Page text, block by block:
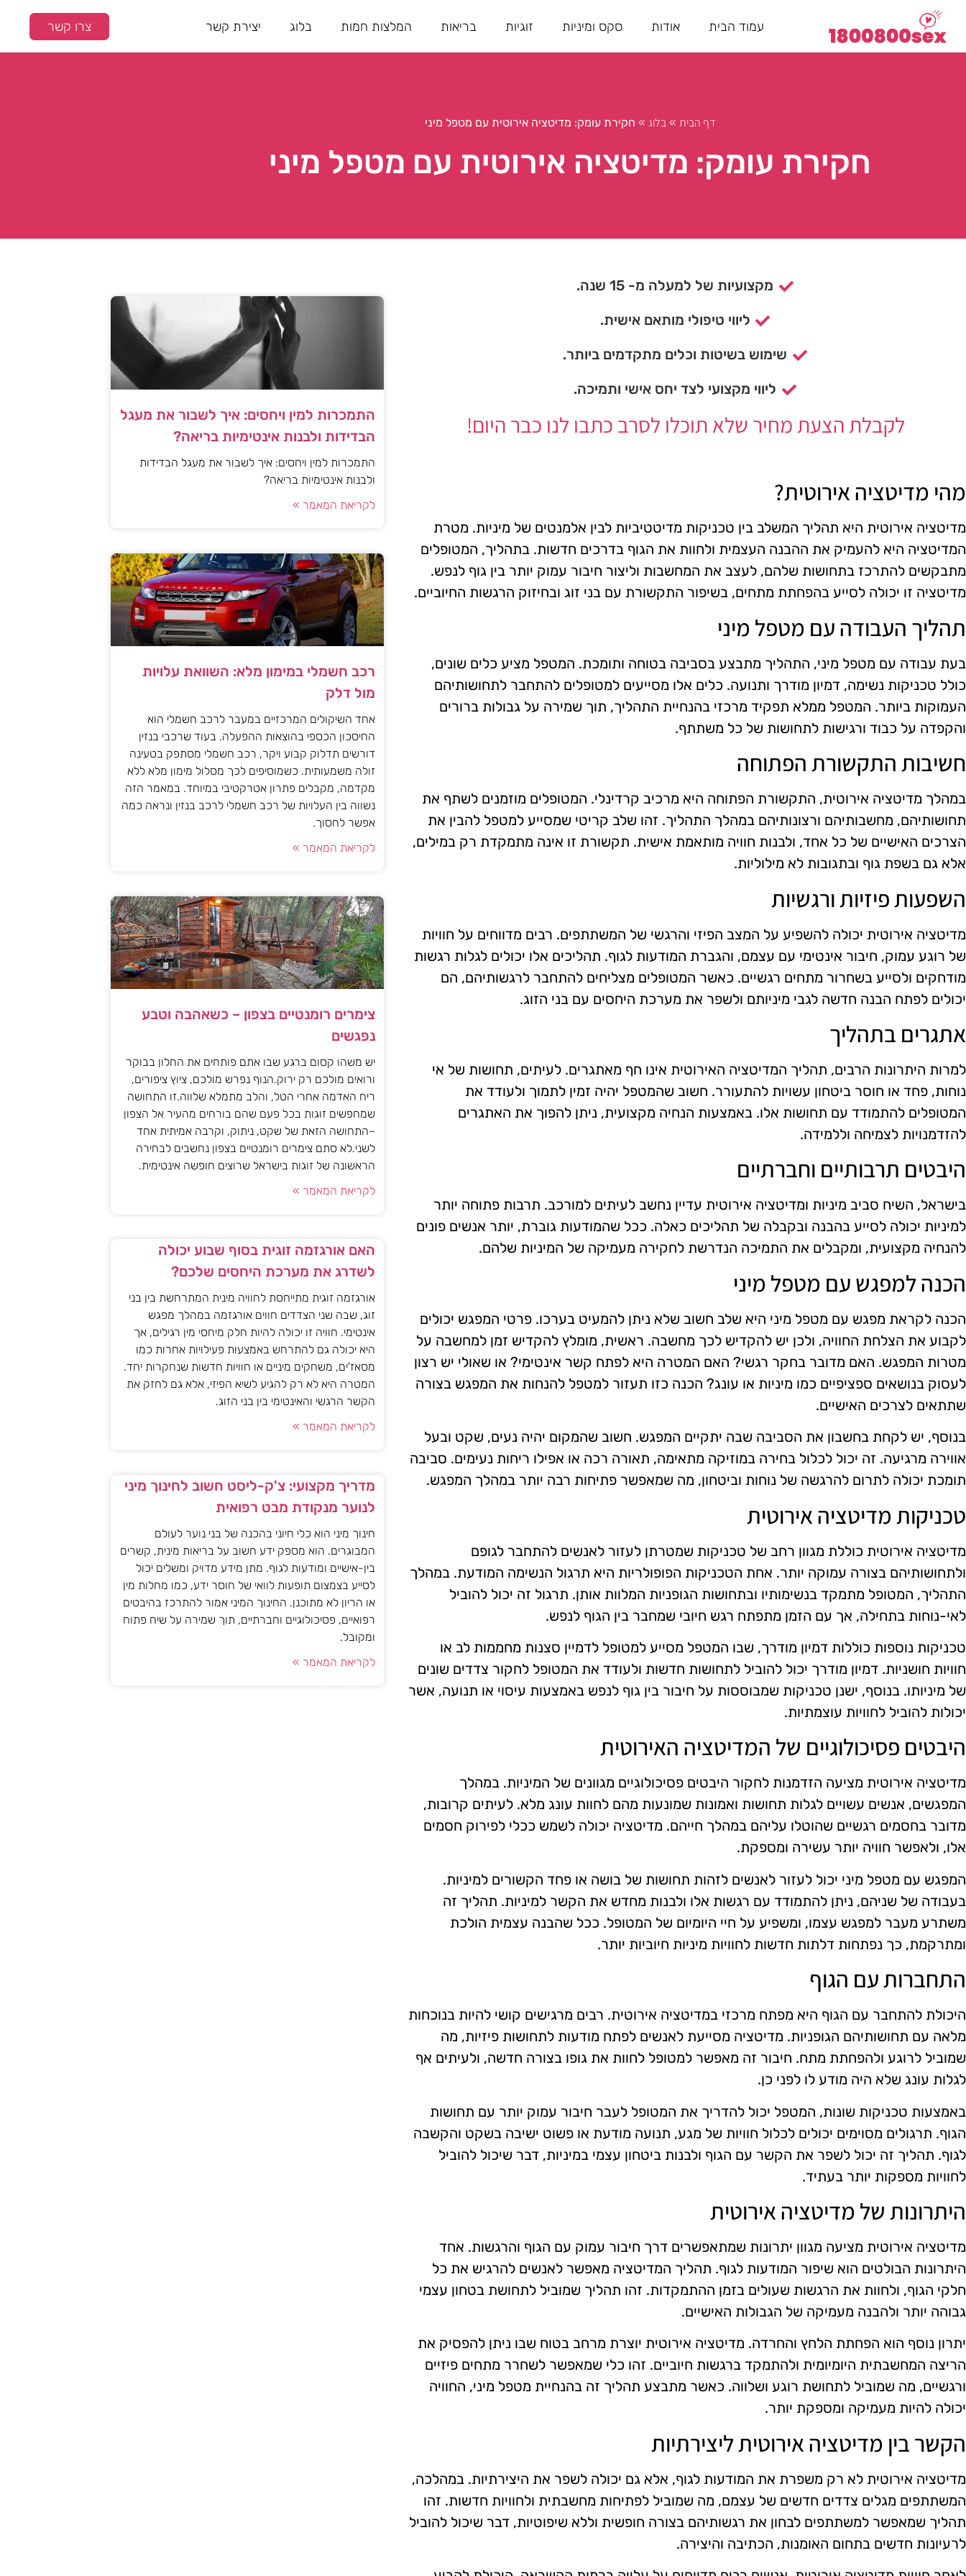
עמוד הבית אודות סקס ומיניות זוגיות בריאות המלצות חמות בלוג יצירת קשר צרו קשר
דף הבית »בלוג » חקירת עומק: מדיטציה אירוטית עם מטפל מיני
חקירת עומק: מדיטציה אירוטית עם מטפל מיני
מקצועיות של למעלה מ- 15 שנה.
ליווי טיפולי מותאם אישית.
שימוש בשיטות וכלים מתקדמים ביותר.
ליווי מקצועי לצד יחס אישי ותמיכה.
לקבלת הצעת מחיר שלא תוכלו לסרב כתבו לנו כבר היום!
מהי מדיטציה אירוטית?
מדיטציה אירוטית היא תהליך המשלב בין טכניקות מדיטטיביות לבין אלמנטים של מיניות. מטרת
המדיטציה היא להעמיק את ההבנה העצמית ולחוות את הגוף בדרכים חדשות. בתהליך, המטופלים
מתבקשים להתרכז בתחושות שלהם, לעצב את המחשבות וליצור חיבור עמוק יותר בין גוף לנפש.
מדיטציה זו יכולה לסייע בהפחתת מתחים, בשיפור התקשורת עם בני זוג ובחיזוק הרגשות החיוביים.
תהליך העבודה עם מטפל מיני
בעת עבודה עם מטפל מיני, התהליך מתבצע בסביבה בטוחה ותומכת. המטפל מציע כלים שונים,
כולל טכניקות נשימה, דמיון מודרך ותנועה. כלים אלו מסייעים למטופלים להתחבר לתחושותיהם
העמוקות ביותר. המטפל ממלא תפקיד מרכזי בהנחיית התהליך, תוך שמירה על גבולות ברורים
והקפדה על כבוד ורגישות לתחושות של כל משתתף.
חשיבות התקשורת הפתוחה
במהלך מדיטציה אירוטית, התקשורת הפתוחה היא מרכיב קרדינלי. המטופלים מוזמנים לשתף את
תחושותיהם, מחשבותיהם ורצונותיהם במהלך התהליך. זהו שלב קריטי שמסייע למטפל להבין את
הצרכים האישיים של כל אחד, ולבנות חוויה מותאמת אישית. תקשורת זו אינה מתמקדת רק במילים,
אלא גם בשפת גוף ובתגובות לא מילוליות.
השפעות פיזיות ורגשיות
מדיטציה אירוטית יכולה להשפיע על המצב הפיזי והרגשי של המשתתפים. רבים מדווחים על חוויות
של רוגע עמוק, חיבור אינטימי עם עצמם, והגברת המודעות לגוף. תהליכים אלו יכולים לגלות רגשות
מודחקים ולסייע בשחרור מתחים רגשיים. כאשר המטופלים מצליחים להתחבר לרגשותיהם, הם
יכולים לפתח הבנה חדשה לגבי מיניותם ולשפר את מערכת היחסים עם בני הזוג.
אתגרים בתהליך
למרות היתרונות הרבים, תהליך המדיטציה האירוטית אינו חף מאתגרים. לעיתים, תחושות של אי
נוחות, פחד או חוסר ביטחון עשויות להתעורר. חשוב שהמטפל יהיה זמין לתמוך ולעודד את
המטופלים להתמודד עם תחושות אלו. באמצעות הנחיה מקצועית, ניתן להפוך את האתגרים
להזדמנויות לצמיחה וללמידה.
היבטים תרבותיים וחברתיים
בישראל, השיח סביב מיניות ומדיטציה אירוטית עדיין נחשב לעיתים למורכב. תרבות פתוחה יותר
למיניות יכולה לסייע בהבנה ובקבלה של תהליכים כאלה. ככל שהמודעות גוברת, יותר אנשים פונים
להנחיה מקצועית, ומקבלים את התמיכה הנדרשת לחקירה מעמיקה של המיניות שלהם.
הכנה למפגש עם מטפל מיני
הכנה לקראת מפגש עם מטפל מיני היא שלב חשוב שלא ניתן להמעיט בערכו. פרטי המפגש יכולים
לקבוע את הצלחת החוויה, ולכן יש להקדיש לכך מחשבה. ראשית, מומלץ להקדיש זמן למחשבה על
מטרות המפגש. האם מדובר בחקר רגשי? האם המטרה היא לפתח קשר אינטימי? או שאולי יש רצון
לעסוק בנושאים ספציפיים כמו מיניות או עונג? הכנה כזו תעזור למטפל להנחות את המפגש בצורה
שתתאים לצרכים האישיים.
בנוסף, יש לקחת בחשבון את הסביבה שבה יתקיים המפגש. חשוב שהמקום יהיה נעים, שקט ובעל
אווירה מרגיעה. זה יכול לכלול בחירה במוזיקה מתאימה, תאורה רכה או אפילו ריחות נעימים. סביבה
תומכת יכולה לתרום להרגשה של נוחות וביטחון, מה שמאפשר פתיחות רבה יותר במהלך המפגש.
טכניקות מדיטציה אירוטית
מדיטציה אירוטית כוללת מגוון רחב של טכניקות שמטרתן לעזור לאנשים להתחבר לגופם
ולתחושותיהם בצורה עמוקה יותר. אחת הטכניקות הפופולריות היא תרגול הנשימה המודעת. במהלך
התהליך, המטופל מתמקד בנשימותיו ובתחושות הגופניות המלוות אותן. תרגול זה יכול להוביל
לאי-נוחות בתחילה, אך עם הזמן מתפתח רגש חיובי שמחבר בין הגוף לנפש.
טכניקות נוספות כוללות דמיון מודרך, שבו המטפל מסייע למטופל לדמיין סצנות מחממות לב או
חוויות חושניות. דמיון מודרך יכול להוביל לתחושות חדשות ולעודד את המטופל לחקור צדדים שונים
של מיניותו. בנוסף, ישנן טכניקות שמבוססות על חיבור בין גוף לנפש באמצעות עיסוי או תנועה, אשר
יכולות להוביל לחוויות עוצמתיות.
היבטים פסיכולוגיים של המדיטציה האירוטית
מדיטציה אירוטית מציעה הזדמנות לחקור היבטים פסיכולוגיים מגוונים של המיניות. במהלך
המפגשים, אנשים עשויים לגלות תחושות ואמונות שמונעות מהם לחוות עונג מלא. לעיתים קרובות,
מדובר בחסמים רגשיים שהוטלו עליהם במהלך חייהם. מדיטציה יכולה לשמש ככלי לפירוק חסמים
אלו, ולאפשר חוויה יותר עשירה ומספקת.
המפגש עם מטפל מיני יכול לעזור לאנשים לזהות תחושות של בושה או פחד הקשורים למיניות.
בעבודה של שניהם, ניתן להתמודד עם רגשות אלו ולבנות מחדש את הקשר למיניות. תהליך זה
משתרע מעבר למפגש עצמו, ומשפיע על חיי היומיום של המטופל. ככל שהבנה עצמית הולכת
ומתרקמת, כך נפתחות דלתות חדשות לחוויות מיניות חיוביות יותר.
התחברות עם הגוף
היכולת להתחבר עם הגוף היא מפתח מרכזי במדיטציה אירוטית. רבים מרגישים קושי להיות בנוכחות
מלאה עם תחושותיהם הגופניות. מדיטציה מסייעת לאנשים לפתח מודעות לתחושות פיזיות, מה
שמוביל לרוגע ולהפחתת מתח. חיבור זה מאפשר למטופל לחוות את גופו בצורה חדשה, ולעיתים אף
לגלות עונג שלא היה מודע לו לפני כן.
באמצעות טכניקות שונות, המטפל יכול להדריך את המטופל לעבר חיבור עמוק יותר עם תחושות
הגוף. תרגולים מסוימים יכולים לכלול חוויות של מגע, תנועה מודעת או פשוט ישיבה בשקט והקשבה
לגוף. תהליך זה יכול לשפר את הקשר עם הגוף ולבנות ביטחון עצמי במיניות, דבר שיכול להוביל
לחוויות מספקות יותר בעתיד.
היתרונות של מדיטציה אירוטית
מדיטציה אירוטית מציעה מגוון יתרונות שמתאפשרים דרך חיבור עמוק עם הגוף והרגשות. אחד
היתרונות הבולטים הוא שיפור המודעות לגוף. תהליך המדיטציה מאפשר לאנשים להרגיש את כל
חלקי הגוף, ולחוות את הרגשות שעולים בזמן ההתמקדות. זהו תהליך שמוביל לתחושת בטחון עצמי
גבוהה יותר ולהבנה מעמיקה של הגבולות האישיים.
יתרון נוסף הוא הפחתת הלחץ והחרדה. מדיטציה אירוטית יוצרת מרחב בטוח שבו ניתן להפסיק את
הריצה המחשבתית היומיומית ולהתמקד ברגשות חיוביים. זהו כלי שמאפשר לשחרר מתחים פיזיים
ורגשיים, מה שמוביל לתחושת רוגע ושלווה. כאשר מתבצע תהליך זה בהנחיית מטפל מיני, החוויה
יכולה להיות מעמיקה ומספקת יותר.
הקשר בין מדיטציה אירוטית ליצירתיות
מדיטציה אירוטית לא רק משפרת את המודעות לגוף, אלא גם יכולה לשפר את היצירתיות. במהלכה,
המשתתפים מגלים צדדים חדשים של עצמם, מה שמוביל לפתיחות מחשבתית ולחוויות חדשות. זהו
תהליך שמאפשר למשתתפים לבחון את רגשותיהם בצורה חופשית וללא שיפוטיות, דבר שיכול להוביל
לרעיונות חדשים בתחום האומנות, הכתיבה והיצירה.
התמכרות למין ויחסים: איך לשבור את מעגל
הבדידות ולבנות אינטימיות בריאה?
התמכרות למין ויחסים: איך לשבור את מעגל הבדידות
ולבנות אינטימיות בריאה?
לקריאת המאמר »
רכב חשמלי במימון מלא: השוואת עלויות
מול דלק
אחד השיקולים המרכזיים במעבר לרכב חשמלי הוא
החיסכון הכספי בהוצאות ההפעלה. בעוד שרכבי בנזין
דורשים תדלוק קבוע ויקר, רכב חשמלי מסתפק בטעינה
זולה משמעותית. כשמוסיפים לכך מסלול מימון מלא ללא
מקדמה, מקבלים פתרון אטרקטיבי במיוחד. במאמר הזה
נשווה בין העלויות של רכב חשמלי לרכב בנזין ונראה כמה
אפשר לחסוך.
לקריאת המאמר »
צימרים רומנטיים בצפון – כשאהבה וטבע
נפגשים
יש משהו קסום ברגע שבו אתם פותחים את החלון בבוקר
ורואים מולכם רק ירוק.הנוף נפרש מולכם, ציוץ ציפורים,
ריח האדמה אחרי הטל, והלב מתמלא שלווה.זו התחושה
שמחפשים זוגות בכל פעם שהם בורחים מהעיר אל הצפון
–התחושה הזאת של שקט, ניתוק, וקרבה אמיתית אחד
לשני.לא סתם צימרים רומנטיים בצפון נחשבים לבחירה
הראשונה של זוגות בישראל שרוצים חופשה אינטימית.
לקריאת המאמר »
האם אורגזמה זוגית בסוף שבוע יכולה
לשדרג את מערכת היחסים שלכם?
אורגזמה זוגית מתייחסת לחוויה מינית המתרחשת בין בני
זוג, שבה שני הצדדים חווים אורגזמה במהלך מפגש
אינטימי. חוויה זו יכולה להיות חלק מיחסי מין רגילים, אך
היא יכולה גם להתרחש באמצעות פעילויות אחרות כמו
מסאז'ים, משחקים מיניים או חוויות חדשות שנחקרות יחד.
המטרה היא לא רק להגיע לשיא הפיזי, אלא גם לחזק את
הקשר הרגשי והאינטימי בין בני הזוג.
לקריאת המאמר »
מדריך מקצועי: צ'ק-ליסט חשוב לחינוך מיני
לנוער מנקודת מבט רפואית
חינוך מיני הוא כלי חיוני בהכנה של בני נוער לעולם
המבוגרים. הוא מספק ידע חשוב על בריאות מינית, קשרים
בין-אישיים ומודעות לגוף. מתן מידע מדויק ומשלים יכול
לסייע בצמצום תופעות לוואי של חוסר ידע, כמו מחלות מין
או הריון לא מתוכנן. החינוך המיני אמור להתרכז בהיבטים
רפואיים, פסיכולוגיים וחברתיים, תוך שמירה על שיח פתוח
ומקובל.
לקריאת המאמר »